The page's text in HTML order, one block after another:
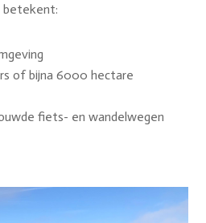
betekent:
of bijna 6000 hectare
fiets- en wandelwegen